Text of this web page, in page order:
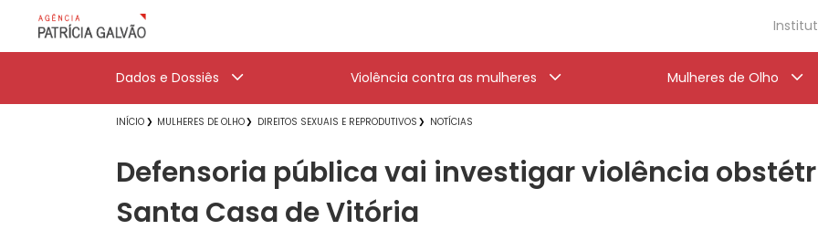
Dados e Dossiês Violência contra as mulheres Mulheres de Olho
INÍCIO MULHERES DE OLHO DIREITOS SEXUAIS E REPRODUTIVOS NOTÍCIAS
Defensoria pública vai investigar violência
Santa Casa de Vitória